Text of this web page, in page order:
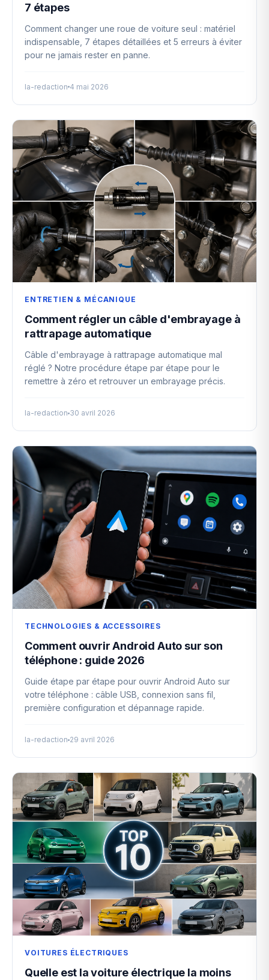
7 étapes
Comment changer une roue de voiture seul : matériel
indispensable, 7 étapes détaillées et 5 erreurs à éviter
pour ne jamais rester en panne.
la-redaction 4 mai 2026
ENTRETIEN & MÉCANIQUE
Comment régler un câble d'embrayage à
rattrapage automatique
Câble d'embrayage à rattrapage automatique mal
réglé ? Notre procédure étape par étape pour le
remettre à zéro et retrouver un embrayage précis.
la-redaction 30 avril 2026
TECHNOLOGIES & ACCESSOIRES
Comment ouvrir Android Auto sur son
téléphone : guide 2026
Guide étape par étape pour ouvrir Android Auto sur
votre téléphone : câble USB, connexion sans fil,
première configuration et dépannage rapide.
la-redaction 29 avril 2026
VOITURES ÉLECTRIQUES
Quelle est la voiture électrique la moins